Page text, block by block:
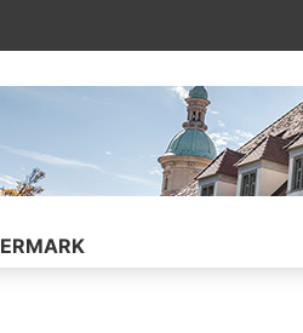
auf die verknüpfte Unterseite